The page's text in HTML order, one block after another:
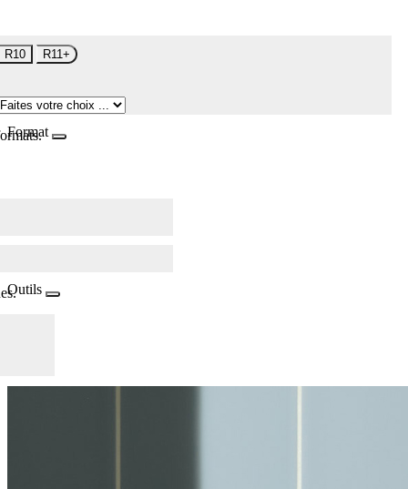
R10 R11+
Format
Outils